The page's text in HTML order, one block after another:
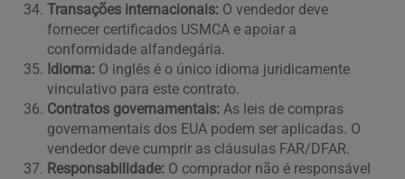
Transações internacionais: O vendedor deve
fornecer certificados USMCA e apoiar a
conformidade alfandegária.
Idioma: O inglês é o único idioma juridicamente
vinculativo para este contrato.
Contratos governamentais: As leis de compras
governamentais dos EUA podem ser aplicadas. O
vendedor deve cumprir as cláusulas FAR/DFAR.
Responsabilidade: O comprador não é responsável